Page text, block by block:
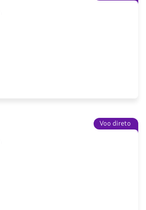
Voo direto